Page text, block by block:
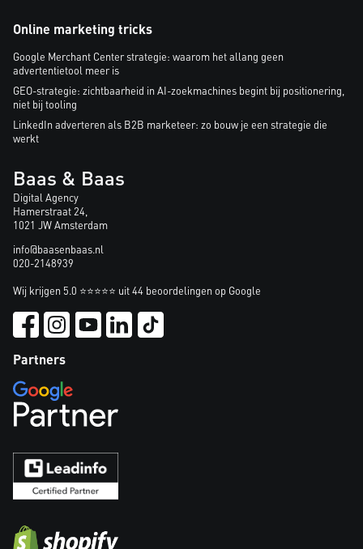
Online marketing tricks
Google Merchant Center strategie: waarom het allang geen
advertentietool meer is
GEO-strategie: zichtbaarheid in AI-zoekmachines begint bij positionering,
niet bij tooling
LinkedIn adverteren als B2B marketeer: zo bouw je een strategie die
werkt
Baas & Baas
Digital Agency
Hamerstraat 24,
1021 JW Amsterdam
info@baasenbaas.nl
020-2148939
Wij krijgen 5.0 ⭐⭐⭐⭐⭐ uit 44 beoordelingen op Google
Partners